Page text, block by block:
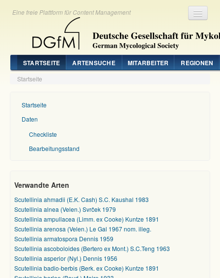
Eine freie Plattform für Content Management
STARTSEITE ARTENSUCHE MITARBEITER REGIONEN
Startseite
Startseite
Daten
Checkliste
Bearbeitungsstand
Verwandte Arten
Scutellinia ahmadii (E.K. Cash) S.C. Kaushal 1983
Scutellinia alnea (Velen.) Svrček 1979
Scutellinia ampullacea (Limm. ex Cooke) Kuntze 1891
Scutellinia arenosa (Velen.) Le Gal 1967 nom. illeg.
Scutellinia armatospora Dennis 1959
Scutellinia ascoboloides (Bertero ex Mont.) S.C.Teng 1963
Scutellinia asperior (Nyl.) Dennis 1956
Scutellinia badio-berbis (Berk. ex Cooke) Kuntze 1891